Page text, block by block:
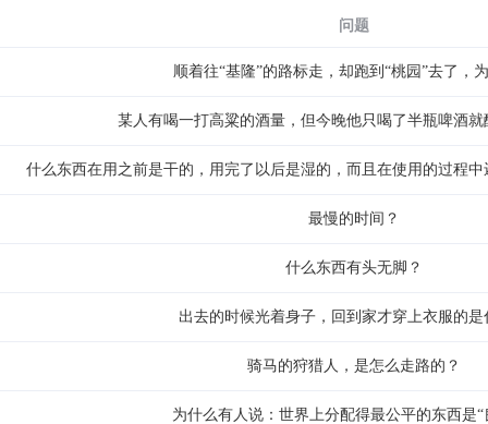
问题
顺着往“基隆”的路标走，却跑到“桃园”去了，
某人有喝一打高粱的酒量，但今晚他只喝了半瓶啤酒
什么东西在用之前是干的，用完了以后是湿的，而且在使用的过程
最慢的时间？
什么东西有头无脚？
出去的时候光着身子，回到家才穿上衣服的是
骑马的狩猎人，是怎么走路的？
为什么有人说：世界上分配得最公平的东西是“